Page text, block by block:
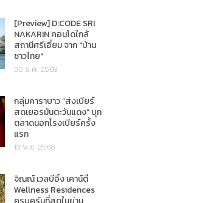
[Preview] D:CODE SRI
NAKARIN คอนโดใกล้
สถานีศรีเอี่ยม จาก "บ้าน
ชาวไทย"
30 ม.ค. 2569
กลุ่มคาราบาว “ส่งเบียร์
สดเยอรมันตะวันแดง” บุก
ตลาดนอกโรงเบียร์ครั้ง
แรก
13 พ.ย. 2568
จิณณ์ เวลบีอิ้ง เคาน์ตี้
Wellness Residences